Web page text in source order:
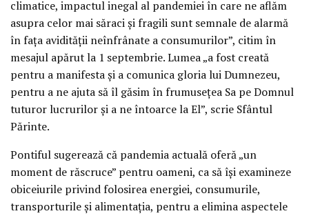
climatice, impactul inegal al pandemiei în care ne aflăm
asupra celor mai săraci și fragili sunt semnale de alarmă
în fața avidității neînfrânate a consumurilor”, citim în
mesajul apărut la 1 septembrie. Lumea „a fost creată
pentru a manifesta și a comunica gloria lui Dumnezeu,
pentru a ne ajuta să îl găsim în frumusețea Sa pe Domnul
tuturor lucrurilor și a ne întoarce la El”, scrie Sfântul
Părinte.
Pontiful sugerează că pandemia actuală oferă „un
moment de răscruce” pentru oameni, ca să își examineze
obiceiurile privind folosirea energiei, consumurile,
transporturile și alimentația, pentru a elimina aspectele